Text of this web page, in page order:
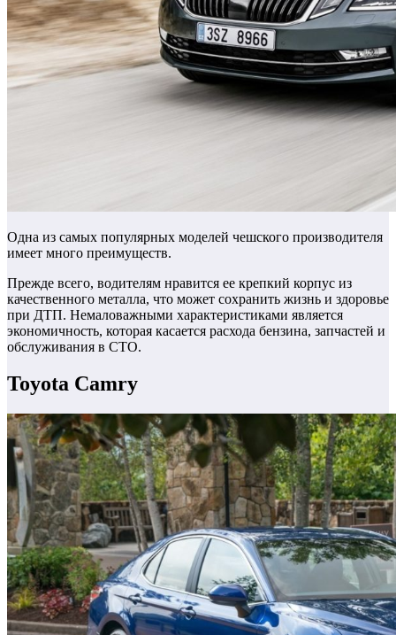
Одна из самых популярных моделей чешского производителя
имеет много преимуществ.
Прежде всего, водителям нравится ее крепкий корпус из
качественного металла, что может сохранить жизнь и здоровье
при ДТП. Немаловажными характеристиками является
экономичность, которая касается расхода бензина, запчастей и
обслуживания в СТО.
Toyota Camry